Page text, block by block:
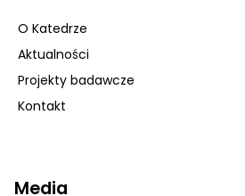
O Katedrze
Aktualności
Projekty badawcze
Kontakt
Media